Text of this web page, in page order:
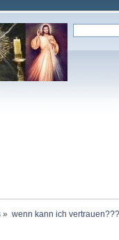
» wenn kann ich